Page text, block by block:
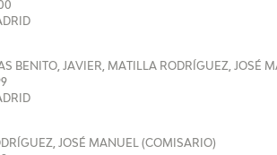
BENITO, JAVIER, MATILLA RODRÍGUEZ, JOSÉ
JOSÉ MANUEL (COMISARIO)